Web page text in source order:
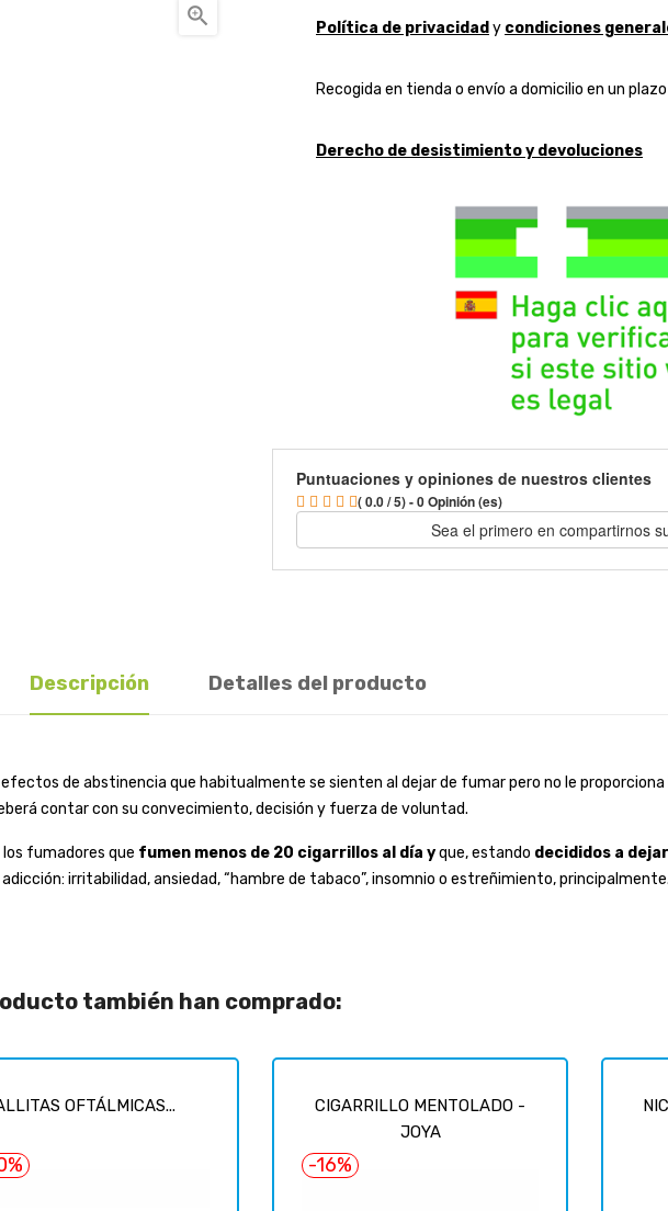
 Política de privacidad y condiciones
Recogida en tienda o envío a domicilio en un
Derecho de desistimiento y devoluciones
Puntuaciones y opiniones de nuestros clientes
( 0.0 / 5) - 0 Opinión (es)
Sea el primero en compartirnos
Descripción Detalles del producto
de abstinencia que habitualmente se sienten al dejar de fumar pero no le
contar con su convecimiento, decisión y fuerza de voluntad.
fumadores que fumen menos de 20 cigarrillos al día yque, estando decididos a
irritabilidad, ansiedad, “hambre de tabaco”, insomnio o estreñimiento, principalmente.
también han comprado:
OFTÁLMICAS...
CIGARRILLO MENTOLADO -
JOYA
-16%